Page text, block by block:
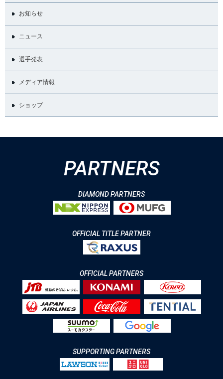
お知らせ
ニュース
選手発表
メディア情報
ショップ
PARTNERS
DIAMOND PARTNERS
OFFICIAL TITLE PARTNER
OFFICIAL PARTNERS
SUPPORTING PARTNERS